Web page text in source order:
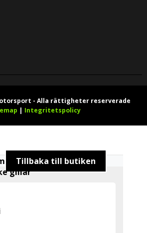
- Alla rättigheter reserverade
| Integritetspolicy
Tillbaka till butiken
gillar